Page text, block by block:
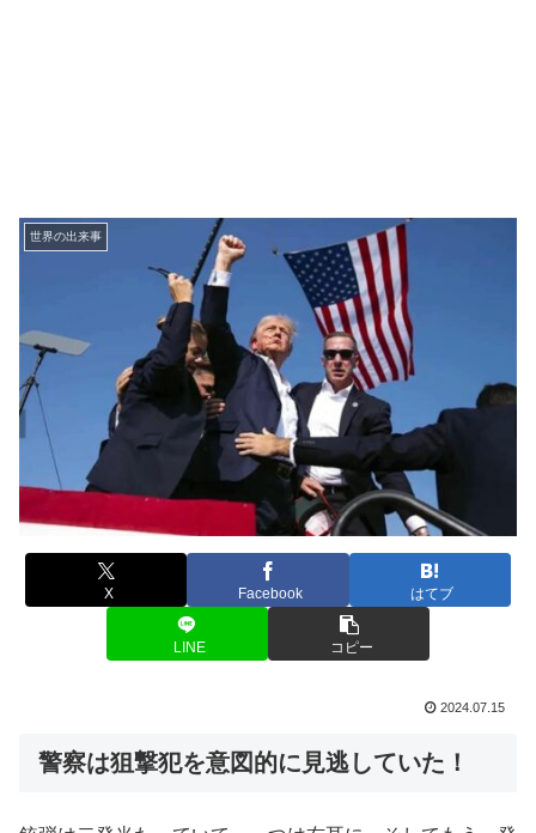
世界の出来事
X Facebook はてブ
LINE コピー
2024.07.15
警察は狙撃犯を意図的に見逃していた！